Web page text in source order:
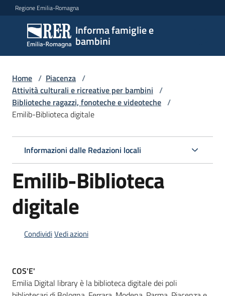
Vai al contenuto
Vai alla navigazione
Vai al footer
Regione Emilia-Romagna
Informa famiglie e
bambini
Informa
famiglie
e
bambini
Argomenti
Servizi
Centri
per
le
famiglie
locali
Home / Piacenza /
Attività culturali e ricreative per bambini /
Biblioteche ragazzi, fonoteche e videoteche /
Emilib-Biblioteca digitale
Informazioni dalle Redazioni locali
Emilib-Biblioteca
digitale
CondividiVedi azioni
COS'E'
Emilia Digital library è la biblioteca digitale dei poli